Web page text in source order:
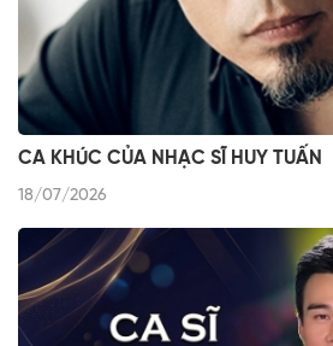
CA KHÚC CỦA NHẠC SĨ HUY TUẤN
18/07/2026